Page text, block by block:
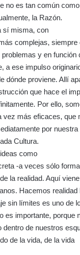
no es tan común
la Razón.
sí misma, con
complejas, siempre
y en función
a ese impulso
dónde proviene. Allí
que hace el
Por ello,
vez más eficaces, que
por nuestra
Cultura.
como
-a veces sólo
la realidad. Aquí
Hacemos realidad
sin límites es uno de
es importante, porque
dentro de nuestros
de la vida, de la vida